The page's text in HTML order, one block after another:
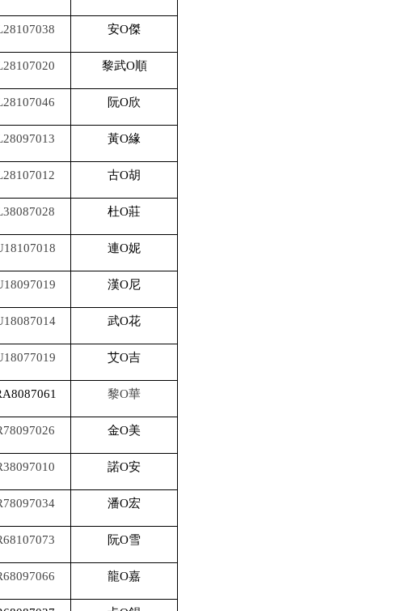
安O傑
黎武O順
阮O欣
黃O緣
古O胡
杜O莊
連O妮
漢O尼
武O花
艾O吉
黎O華
金O美
諾O安
潘O宏
阮O雪
龍O嘉